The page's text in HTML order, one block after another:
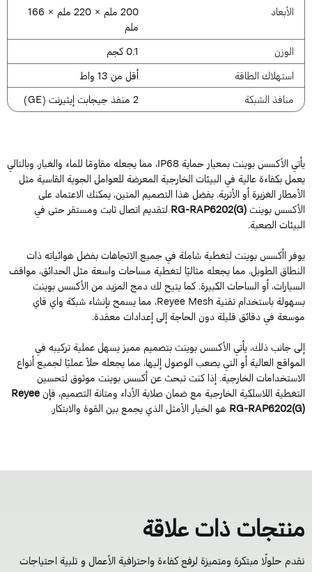
الأبعاد
200 ملم × 220 ملم × 166
ملم
الوزن
0.1 كجم
استهلاك الطاقة
أقل من 13 واط
منافذ الشبكة
يأتي الأكسس بوينت بمعيار حماية IP68، مما يجعله مقاومًا للماء والغبار، وبالتالي
بكفاءة عالية في البيئات الخارجية المعرضة للعوامل الجوية القاسية مثل
الغزيرة أو الأتربة. بفضل هذا التصميم المتين، يمكنك الاعتماد على
بوينتRG-RAP6202(G) لتقديم اتصال ثابت ومستقر حتى في
الصعبة.
اأكسس بوينت لتغطية شاملة في جميع الاتجاهات بفضل هوائياته ذات
الطويل، مما يجعله مثاليًا لتغطية مساحات واسعة مثل الحدائق، مواقف
أو الساحات الكبيرة. كما يتيح لك دمج المزيد من الأكسس بوينت
بسهولة باستخدام تقنية Reyee Mesh، مما يسمح بإنشاء شبكة واي فاي
في دقائق قليلة دون الحاجة إلى إعدادات معقدة.
جانب ذلك، يأتي الأكسس بوينت بتصميم مميز يسهل عملية تركيبه في
العالية أو التي يصعب الوصول إليها، مما يجعله حلاً عمليًا لجميع أنواع
الخارجية. إذا كنت تبحث عن أكسس بوينت موثوق لتحسين
اللاسلكية الخارجية مع ضمان صلابة الأداء ومتانة التصميم، فإنReyee
RG-هو الخيار الأمثل الذي يجمع بين القوة والابتكار.
ذات علاقة
حلولًا مبتكرة ومتميزة لرفع كفاءة واحترافية الأعمال و تلبية احتياجات